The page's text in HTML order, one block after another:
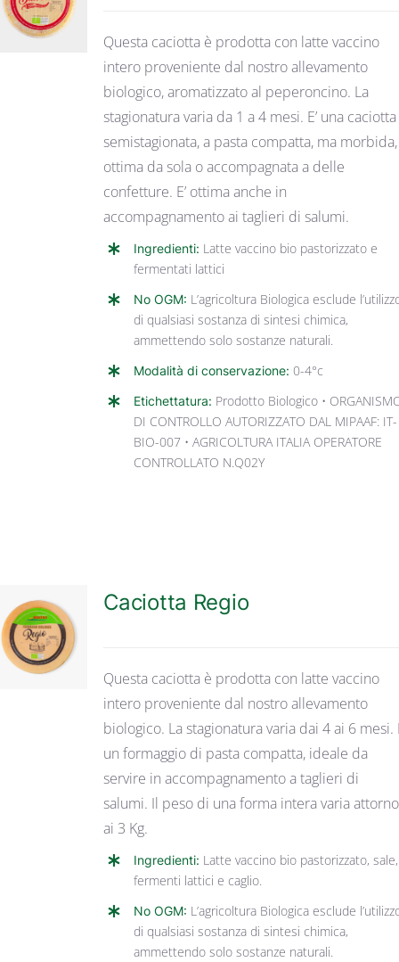
Questa caciotta è prodotta con latte vaccino
intero proveniente dal nostro allevamento
biologico, aromatizzato al peperoncino. La
stagionatura varia da 1 a 4 mesi. E’ una caciotta
semistagionata, a pasta compatta, ma morbida,
ottima da sola o accompagnata a delle
confetture. E’ ottima anche in
accompagnamento ai taglieri di salumi.
Ingredienti: Latte vaccino bio pastorizzato e
fermentati lattici
No OGM: L’agricoltura Biologica esclude
di qualsiasi sostanza di sintesi chimica,
ammettendo solo sostanze naturali.
Modalità di conservazione: 0-4°c
Etichettatura: Prodotto Biologico •
DI CONTROLLO AUTORIZZATO DAL MIPAAF: IT-
BIO-007 • AGRICOLTURA ITALIA OPERATORE
CONTROLLATO N.Q02Y
DETTAGLI
Caciotta Regio
Questa caciotta è prodotta con latte vaccino
intero proveniente dal nostro allevamento
biologico. La stagionatura varia dai 4 ai 6 mesi.
un formaggio di pasta compatta, ideale da
servire in accompagnamento a taglieri di
salumi. Il peso di una forma intera varia attorno
ai 3 Kg.
Ingredienti: Latte vaccino bio pastorizzato, sale,
fermenti lattici e caglio.
No OGM: L’agricoltura Biologica esclude
di qualsiasi sostanza di sintesi chimica,
ammettendo solo sostanze naturali.